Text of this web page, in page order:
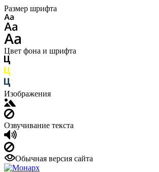
Размер шрифта
Цвет фона и шрифта
Изображения
Озвучивание текста
Обычная версия сайта